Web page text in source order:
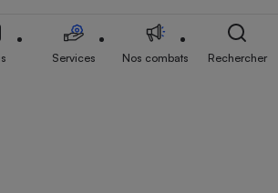
Services Nos combats Rechercher